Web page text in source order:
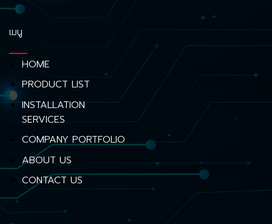
เมนู
HOME
PRODUCT LIST
INSTALLATION
SERVICES
COMPANY PORTFOLIO
ABOUT US
CONTACT US